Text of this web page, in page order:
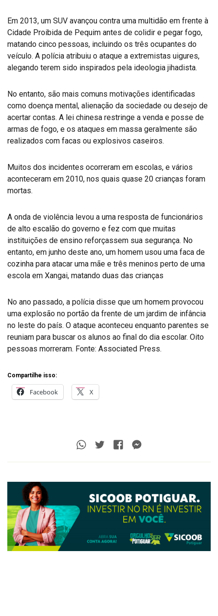
Em 2013, um SUV avançou contra uma multidão em frente à
Cidade Proibida de Pequim antes de colidir e pegar fogo,
matando cinco pessoas, incluindo os três ocupantes do
veículo. A polícia atribuiu o ataque a extremistas uigures,
alegando terem sido inspirados pela ideologia jihadista.
No entanto, são mais comuns motivações identificadas
como doença mental, alienação da sociedade ou desejo de
acertar contas. A lei chinesa restringe a venda e posse de
armas de fogo, e os ataques em massa geralmente são
realizados com facas ou explosivos caseiros.
Muitos dos incidentes ocorreram em escolas, e vários
aconteceram em 2010, nos quais quase 20 crianças foram
mortas.
A onda de violência levou a uma resposta de funcionários
de alto escalão do governo e fez com que muitas
instituições de ensino reforçassem sua segurança. No
entanto, em junho deste ano, um homem usou uma faca de
cozinha para atacar uma mãe e três meninos perto de uma
escola em Xangai, matando duas das crianças
No ano passado, a polícia disse que um homem provocou
uma explosão no portão da frente de um jardim de infância
no leste do país. O ataque aconteceu enquanto parentes se
reuniam para buscar os alunos ao final do dia escolar. Oito
pessoas morreram. Fonte: Associated Press.
Compartilhe isso:
Facebook X
Whatsapp
TwitterFacebook